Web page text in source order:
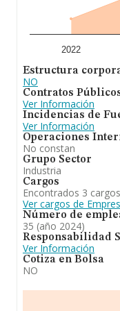
especializada en
material de
(Reparación de
empresas en el
2022
Estructura
NO
Contratos
Ver Información
Incidencias de
Ver Información
Operaciones
No constan
Grupo Sector
Industria
Cargos
Encontrados 3
Ver cargos de
Número de
35 (año 2024)
Responsabilidad
Ver Información
Cotiza en Bolsa
NO